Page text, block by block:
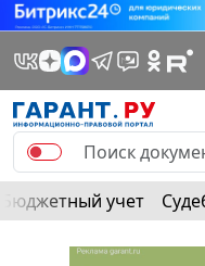
Бюджетный учет